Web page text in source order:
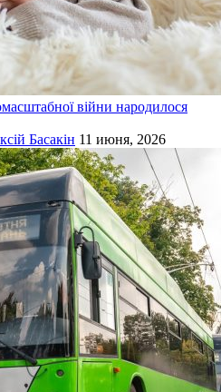
війни народилося
Басакін 11 июня, 2026